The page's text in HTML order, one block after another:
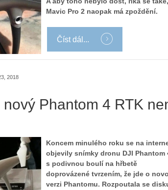
Mavic Pro 2 naopak má zpoždění.
Číst dál...
2018
Phantom 4 RTK
Koncem minulého roku se na
objevily snímky dronu DJI Phantom
s podivnou boulí na hřbetě
doprovázené tvrzením, že jde o
verzi Phantomu. Rozpoutala se